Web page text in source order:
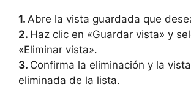
1. Abre la vista guardada que
2. Haz clic en «Guardar vista» y
«Eliminar vista».
3. Confirma la eliminación y la
eliminada de la lista.